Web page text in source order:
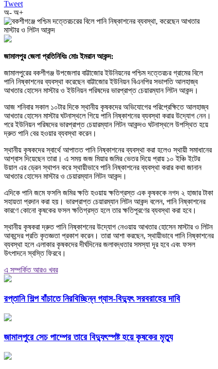
Tweet
অ- অ+
জামালপুর জেলা প্রতিনিধিঃ মোঃ ইমরান আকন্দ:
জামালপুরের বকশীগঞ্জ উপজেলার বাট্টাজোর ইউনিয়নের পশ্চিম দত্তেরচর গ্রামের বিলে
পানি নিষ্কাশনের ব্যবস্থা করেছেন বাট্টাজোর ইউনিয়ন বিএনপির সভাপতি আলহাজ্ব
আখতার হোসেন মাস্টার ও ইউনিয়ন পরিষদের ভারপ্রাপ্ত চেয়ারম্যান লিটন আকন্দ।
আজ শনিবার সকাল ১০টার দিকে স্থানীয় কৃষকদের অভিযোগের পরিপ্রেক্ষিতে আলহাজ্ব
আখতার হোসেন মাস্টার ঘটনাস্থলে গিয়ে পানি নিষ্কাশনের ব্যবস্থা করার উদ্যোগ নেন।
পরে ইউনিয়ন পরিষদের ভারপ্রাপ্ত চেয়ারম্যান লিটন আকন্দও ঘটনাস্থলে উপস্থিত হয়ে
দ্রুত পানি বের হওয়ার ব্যবস্থা করেন।
স্থানীয় কৃষকদের স্বার্থে আপাতত পানি নিষ্কাশনের ব্যবস্থা করা হলেও স্থায়ী সমাধানের
আশ্বাস দিয়েছেন তারা। এ সময় জজ মিয়ার জমির ভেতর দিয়ে প্রায় ১০ ইঞ্চি ইটের
উয়াল এর ড্রেন স্থাপন করে স্থায়ীভাবে পানি নিষ্কাশনের ব্যবস্থা করার কথা জানান
আখতার হোসেন মাস্টার ও চেয়ারম্যান লিটন আকন্দ।
এদিকে পানি জমে ফসলি জমির ক্ষতি হওয়ায় ক্ষতিগ্রস্ত এক কৃষককে নগদ ২ হাজার টাকা
সহায়তা প্রদান করা হয়। ভারপ্রাপ্ত চেয়ারম্যান লিটন আকন্দ বলেন, পানি নিষ্কাশনের
কারণে কোনো কৃষকের ফসল ক্ষতিগ্রস্ত হলে তার ক্ষতিপূরণের ব্যবস্থা করা হবে।
স্থানীয় কৃষকরা দ্রুত পানি নিষ্কাশনের উদ্যোগ নেওয়ায় আখতার হোসেন মাস্টার ও লিটন
আকন্দের প্রতি কৃতজ্ঞতা প্রকাশ করেন। তারা আশা করছেন, স্থায়ীভাবে পানি নিষ্কাশনের
ব্যবস্থা হলে এলাকার কৃষকদের দীর্ঘদিনের জলাবদ্ধতার সমস্যা দূর হবে এবং ফসল
উৎপাদনে স্বস্তি ফিরবে।
এ সম্পর্কিত আরও খবর
রপ্তানি শিল্প বাঁচাতে নিরবিচ্ছিন্ন গ্যাস-বিদ্যুৎ সরবরাহের দাবি
জামালপুরে সেচ পাম্পের তারে বিদ্যুৎস্পষ্ট হয়ে কৃষকের মৃত্যু